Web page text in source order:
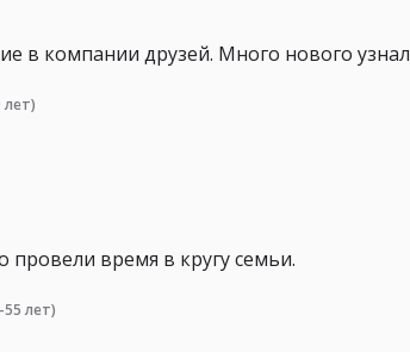
в компании друзей. Много нового
лет)
провели время в кругу семьи.
лет)